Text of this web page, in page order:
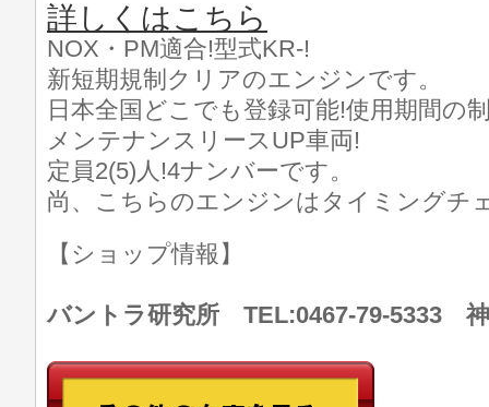
詳しくはこちら
NOX・PM適合!型式KR-!
新短期規制クリアのエンジンです。
日本全国どこでも登録可能!使用期間の
メンテナンスリースUP車両!
定員2(5)人!4ナンバーです。
尚、こちらのエンジンはタイミングチ
【ショップ情報】
バントラ研究所 TEL:0467-79-5333 神